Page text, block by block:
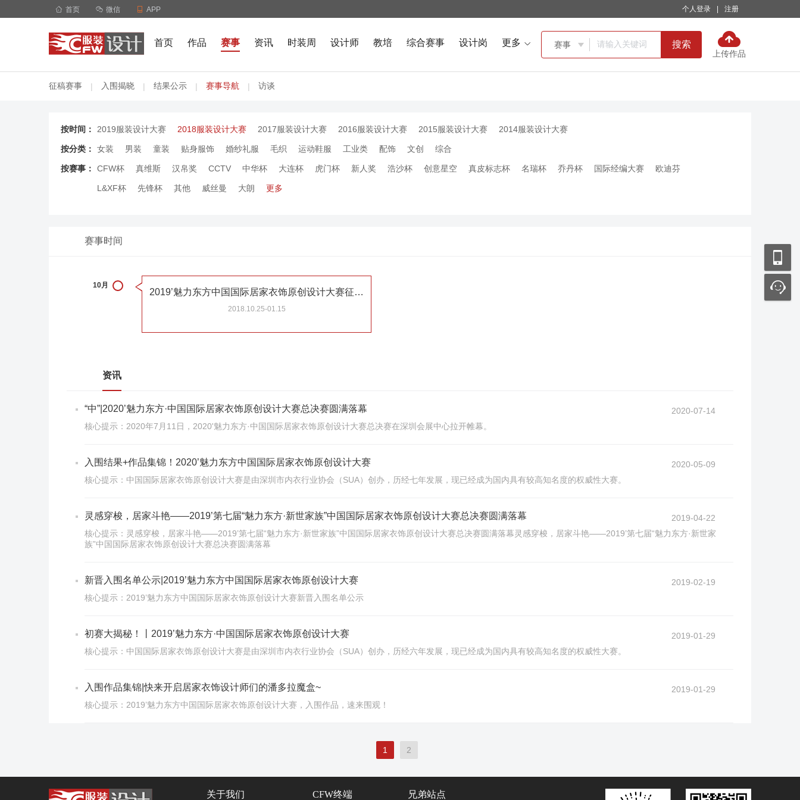
 首页  微信  APP 个人登录 注册
首页 作品 赛事 资讯 时装周 设计师 教培 综合赛事 设计岗 更多  赛事  搜索
上传作品
征稿赛事 | 入围揭晓 | 结果公示 | 赛事导航 | 访谈
按时间： 2019服装设计大赛 2018服装设计大赛 2017服装设计大赛 2016服装设计大赛 2015服装设计大赛 2014服装设计大赛
按分类： 女装 男装 童装 贴身服饰 婚纱礼服 毛织 运动鞋服 工业类 配饰 文创 综合
按赛事： CFW杯 真维斯 汉帛奖 CCTV 中华杯 大连杯 虎门杯 新人奖 浩沙杯 创意星空 真皮标志杯 名瑞杯 乔丹杯 国际经编大赛 欧迪芬
L&XF杯 先锋杯 其他 威丝曼 大朗 更多
赛事时间
10月
2019’魅力东方中国国际居家衣饰原创设计大赛征稿启示
2018.10.25-01.15
资讯
“中”|2020’魅力东方·中国国际居家衣饰原创设计大赛总决赛圆满落幕
2020-07-14
核心提示：2020年7月11日，2020'魅力东方·中国国际居家衣饰原创设计大赛总决赛在深圳会展中心拉开帷幕。
入围结果+作品集锦！2020’魅力东方中国国际居家衣饰原创设计大赛
2020-05-09
核心提示：中国国际居家衣饰原创设计大赛是由深圳市内衣行业协会（SUA）创办，历经七年发展，现已经成为国内具有较高知名度的权威性大赛。
灵感穿梭，居家斗艳——2019’第七届“魅力东方·新世家族”中国国际居家衣饰原创设计大赛总决赛圆满落幕
2019-04-22
核心提示：灵感穿梭，居家斗艳——2019’第七届“魅力东方·新世家族”中国国际居家衣饰原创设计大赛总决赛圆满落幕灵感穿梭，居家斗艳——2019’第七届“魅力东方·新世家
族”中国国际居家衣饰原创设计大赛总决赛圆满落幕
新晋入围名单公示|2019’魅力东方中国国际居家衣饰原创设计大赛
2019-02-19
核心提示：2019’魅力东方中国国际居家衣饰原创设计大赛新晋入围名单公示
初赛大揭秘！丨2019’魅力东方·中国国际居家衣饰原创设计大赛
2019-01-29
核心提示：中国国际居家衣饰原创设计大赛是由深圳市内衣行业协会（SUA）创办，历经六年发展，现已经成为国内具有较高知名度的权威性大赛。
入围作品集锦|快来开启居家衣饰设计师们的潘多拉魔盒~
2019-01-29
核心提示：2019’魅力东方中国国际居家衣饰原创设计大赛，入围作品，速来围观！
1 2
关于我们 CFW终端 兄弟站点